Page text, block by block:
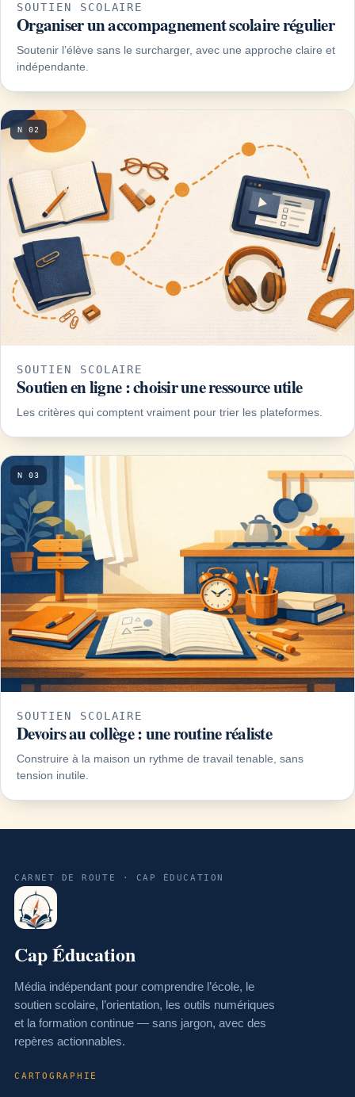
SOUTIEN SCOLAIRE
Organiser un accompagnement scolaire régulier
Soutenir l’élève sans le surcharger, avec une approche claire et
indépendante.
N 02
SOUTIEN SCOLAIRE
Soutien en ligne : choisir une ressource utile
Les critères qui comptent vraiment pour trier les plateformes.
N 03
SOUTIEN SCOLAIRE
Devoirs au collège : une routine réaliste
Construire à la maison un rythme de travail tenable, sans
tension inutile.
CARNET DE ROUTE · CAP ÉDUCATION
Cap Éducation
Média indépendant pour comprendre l’école, le
soutien scolaire, l’orientation, les outils numériques
et la formation continue — sans jargon, avec des
repères actionnables.
CARTOGRAPHIE